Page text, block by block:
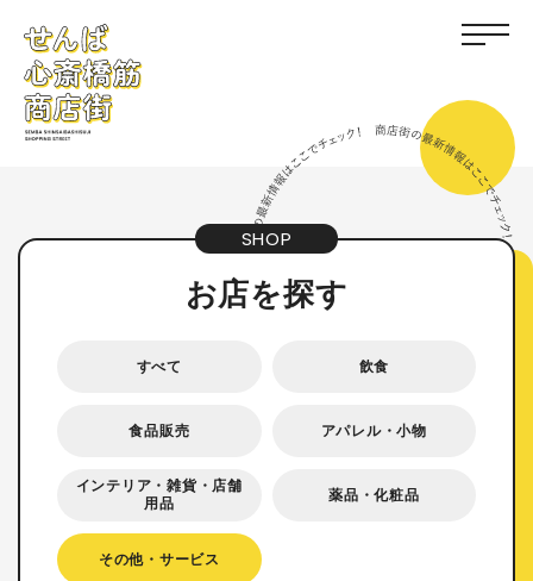
SHOP
お店を探す
すべて 飲食
食品販売 アパレル・小物
インテリア・雑貨・店舗
用品
薬品・化粧品
その他・サービス